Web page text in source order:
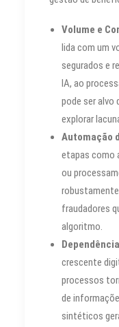
Volume e
lida com um
segurados e
IA, ao
pode ser alvo
explorar
Automação
etapas como
ou
fraudadores
algoritmo.
crescente
processos
de
sintéticos